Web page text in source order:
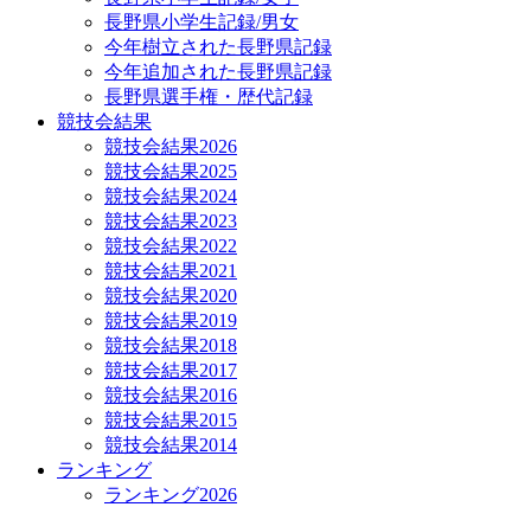
長野県小学生記録/男女
今年樹立された長野県記録
今年追加された長野県記録
長野県選手権・歴代記録
競技会結果
競技会結果2026
競技会結果2025
競技会結果2024
競技会結果2023
競技会結果2022
競技会結果2021
競技会結果2020
競技会結果2019
競技会結果2018
競技会結果2017
競技会結果2016
競技会結果2015
競技会結果2014
ランキング
ランキング2026